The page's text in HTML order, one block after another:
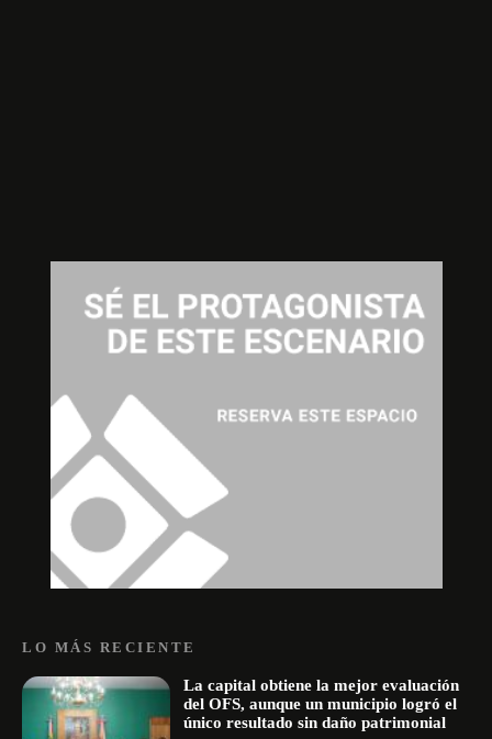
LO MÁS RECIENTE
La capital obtiene la mejor evaluación
del OFS, aunque un municipio logró el
único resultado sin daño patrimonial